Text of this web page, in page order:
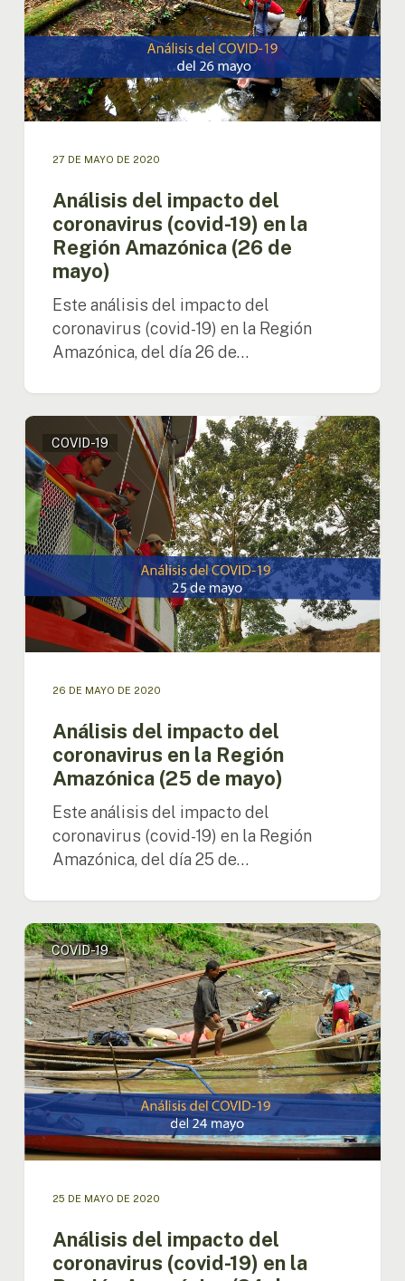
19)
en
la
Región
Amazónica
(26
27 DE MAYO DE 2020
Análisis del impacto del
coronavirus (covid-19) en la
Región Amazónica (26 de
mayo)
Este análisis del impacto del
coronavirus (covid-19) en la Región
Amazónica, del día 26 de…
Análisis
del
impacto
del
coronavirus
en
la
Región
Amazónica
(25
mayo)
COVID-19
26 DE MAYO DE 2020
Análisis del impacto del
coronavirus en la Región
Amazónica (25 de mayo)
Este análisis del impacto del
coronavirus (covid-19) en la Región
Amazónica, del día 25 de…
Análisis
del
impacto
del
coronavirus
(covid-
19)
en
la
Región
Amazónica
(24
COVID-19
25 DE MAYO DE 2020
Análisis del impacto del
coronavirus (covid-19) en la